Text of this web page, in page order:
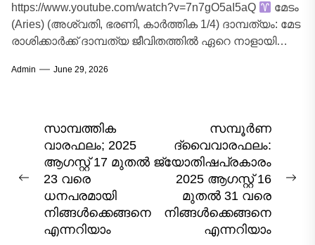
https://www.youtube.com/watch?v=7n7gO5aI5aQ
മേടം
(Aries) (അശ്വതി, ഭരണി, കാർത്തിക 1/4) ദാമ്പത്യം: മേട
രാശിക്കാർക്ക് ദാമ്പത്യ ജീവിതത്തിൽ ഏറെ നാളായി
തെറ്റിദ്ധാരണകളും ഈ...
Admin June 29, 2026
Post
navigation
Previous
സാമ്പത്തിക
വാരഫലം; 2025
ആഗസ്റ്റ് 17 മുതൽ
23 വരെ
ധനപരമായി
നിങ്ങൾക്കെങ്ങനെ
എന്നറിയാം
സമ്പൂർണ
ദ്വൈവാരഫലം:
ജ്യോതിഷപ്രകാരം
2025 ആഗസ്റ്റ് 16
മുതൽ 31 വരെ
നിങ്ങൾക്കെങ്ങനെ
എന്നറിയാം